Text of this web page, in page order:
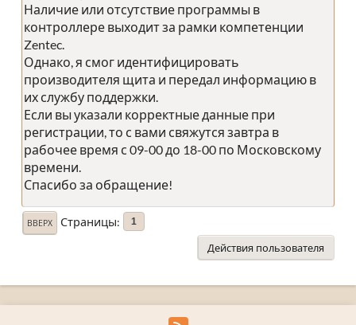
Наличие или отсутствие программы в
контроллере выходит за рамки компетенции
Zentec.
Однако, я смог идентифицировать
производителя щита и передал информацию в
их службу поддержки.
Если вы указали корректные данные при
регистрации, то с вами свяжутся завтра в
рабочее время с 09-00 до 18-00 по Московскому
времени.
Спасибо за обращение!
ВВЕРХ Страницы 1
Действия пользователя